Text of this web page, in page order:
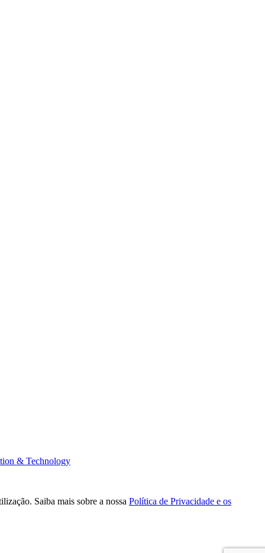
& Technology
Saiba mais sobre a nossa Política de Privacidade e os